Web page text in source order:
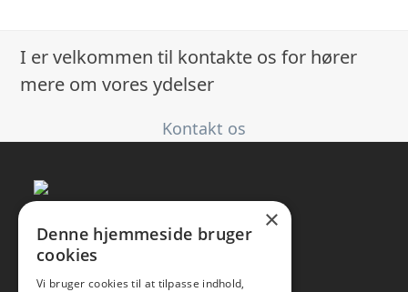
I er velkommen til kontakte os for hører
mere om vores ydelser
Kontakt os
×
Denne hjemmeside bruger
cookies
Vi bruger cookies til at tilpasse indhold,